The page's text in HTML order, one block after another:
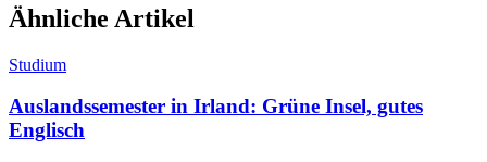
Ähnliche Artikel
Studium
Auslandssemester in Irland: Grüne Insel, gutes
Englisch